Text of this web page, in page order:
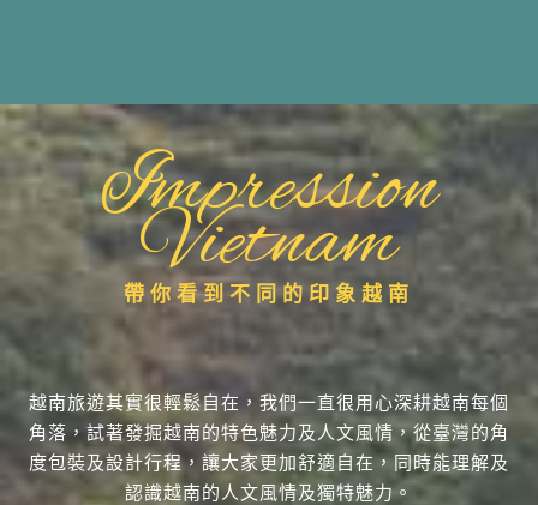
Impression
Vietnam
帶你看到不同的印象越南
越南旅遊其實很輕鬆自在，我們一直很用心深耕越南每個
角落，試著發掘越南的特色魅力及人文風情，從臺灣的角
度包裝及設計行程，讓大家更加舒適自在，同時能理解及
認識越南的人文風情及獨特魅力。